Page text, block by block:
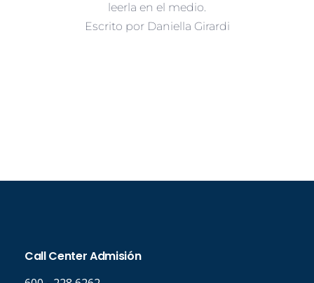
leerla en el medio.
Escrito por Daniella Girardi